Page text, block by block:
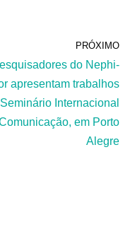
PRÓXIMO
do Nephi-
apresentam trabalhos
Internacional
em Porto
Alegre